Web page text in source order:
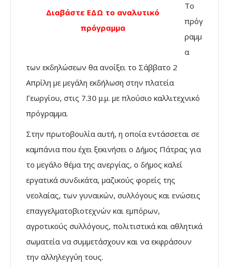
Διαβάστε ΕΔΩ το αναλυτικό
πρόγραμμα
Το
πρόγ
ραμμ
α
των εκδηλώσεων θα ανοίξει το Σάββατο 2
Απρίλη με μεγάλη εκδήλωση στην πλατεία
Γεωργίου, στις 7.30 μ.μ. με πλούσιο καλλιτεχνικό
πρόγραμμα.
Στην πρωτοβουλία αυτή, η οποία εντάσσεται σε
καμπάνια που έχει ξεκινήσει ο Δήμος Πάτρας για
το μεγάλο θέμα της ανεργίας, ο δήμος καλεί
εργατικά συνδικάτα, μαζικούς φορείς της
νεολαίας, των γυναικών, συλλόγους και ενώσεις
επαγγελματοβιοτεχνών και εμπόρων,
αγροτικούς συλλόγους, πολιτιστικά και αθλητικά
σωματεία να συμμετάσχουν και να εκφράσουν
την αλληλεγγύη τους.